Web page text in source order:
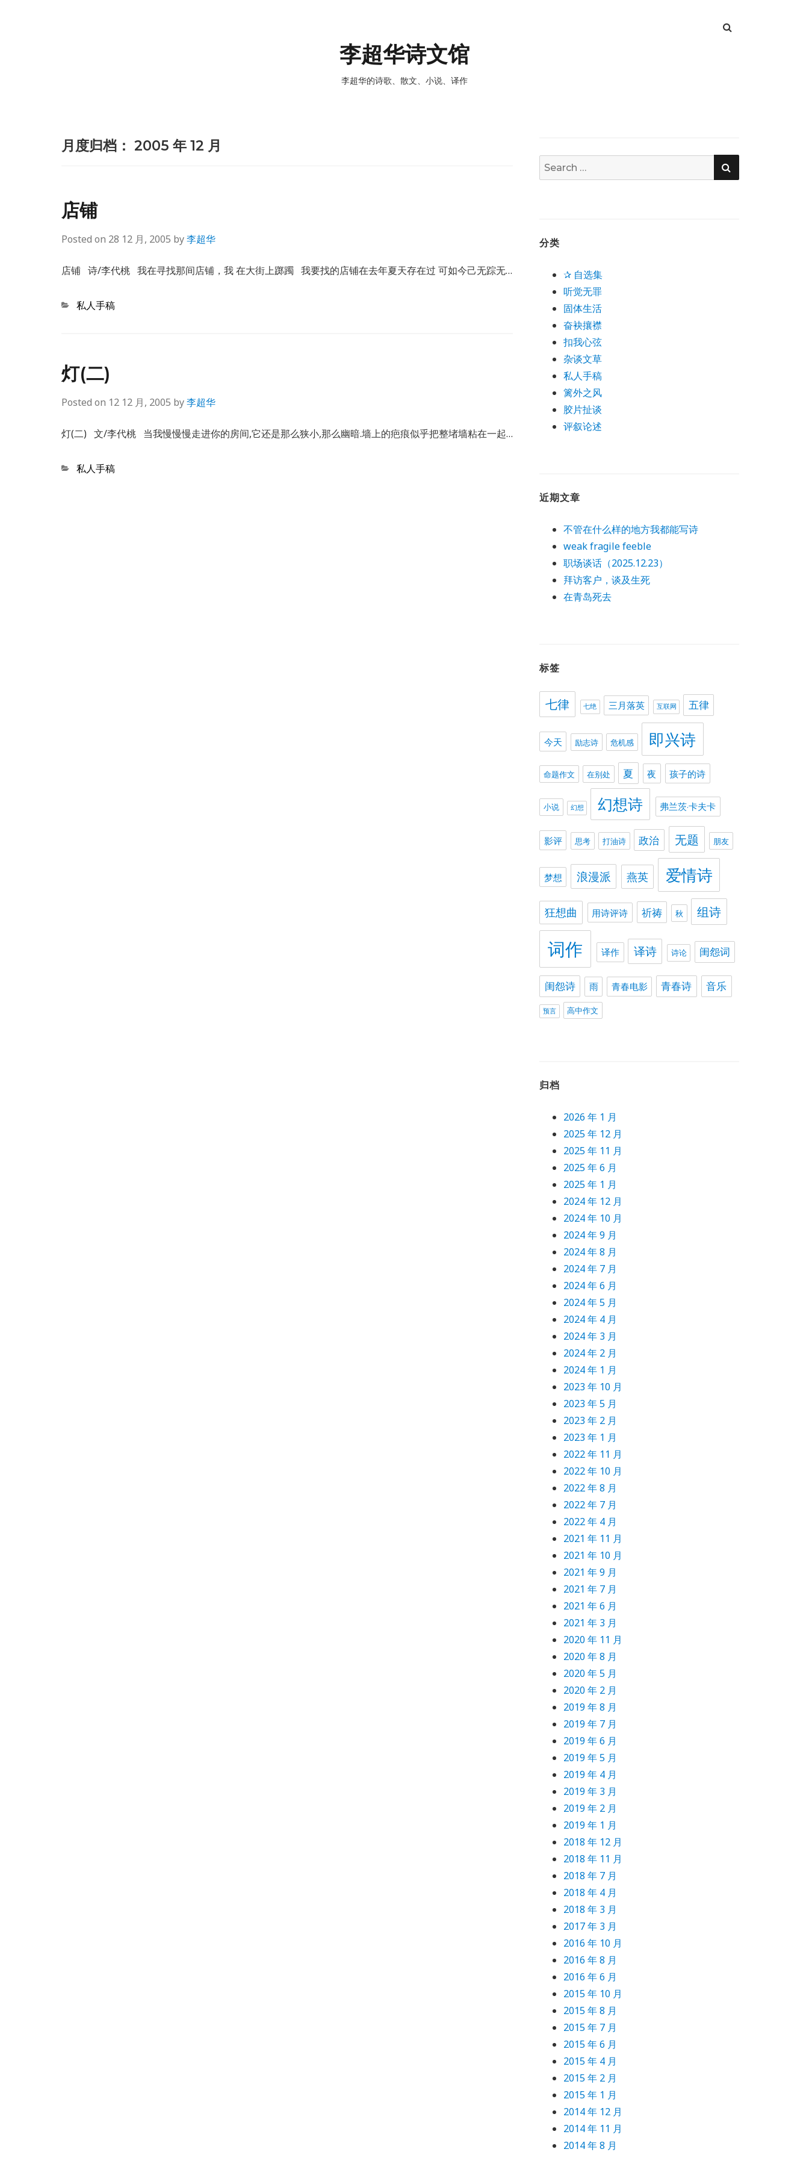
李超华诗文馆
李超华的诗歌、散文、小说、译作
月度归档： 2005 年 12 月
店铺
Posted on 28 12 月, 2005 by李超华
店铺 诗/李代桃 我在寻找那间店铺，我 在大街上踯躅 我要找的店铺在去年夏天存在过 可如今己无踪无…
Categories
私人手稿
灯(二)
Posted on 12 12 月, 2005 by李超华
灯(二) 文/李代桃 当我慢慢慢走进你的房间,它还是那么狭小,那么幽暗.墙上的疤痕似乎把整堵墙粘在一起…
Categories
私人手稿
Search
for:
SEARCH
分类
✰ 自选集
听觉无罪
固体生活
奋袂攘襟
扣我心弦
杂谈文草
私人手稿
篱外之风
胶片扯谈
评叙论述
近期文章
不管在什么样的地方我都能写诗
weak fragile feeble
职场谈话（2025.12.23）
拜访客户，谈及生死
在青岛死去
标签
七律 七绝 三月落英 互联网 五律
今天 励志诗 危机感 即兴诗
命题作文 在别处 夏 夜 孩子的诗
小说 幻想 幻想诗 弗兰茨·卡夫卡
影评 思考 打油诗 政治 无题 朋友
梦想 浪漫派 燕英 爱情诗
狂想曲 用诗评诗 祈祷 秋 组诗
词作 译作 译诗 诗论 闺怨词
闺怨诗 雨 青春电影 青春诗 音乐
预言 高中作文
归档
2026 年 1 月
2025 年 12 月
2025 年 11 月
2025 年 6 月
2025 年 1 月
2024 年 12 月
2024 年 10 月
2024 年 9 月
2024 年 8 月
2024 年 7 月
2024 年 6 月
2024 年 5 月
2024 年 4 月
2024 年 3 月
2024 年 2 月
2024 年 1 月
2023 年 10 月
2023 年 5 月
2023 年 2 月
2023 年 1 月
2022 年 11 月
2022 年 10 月
2022 年 8 月
2022 年 7 月
2022 年 4 月
2021 年 11 月
2021 年 10 月
2021 年 9 月
2021 年 7 月
2021 年 6 月
2021 年 3 月
2020 年 11 月
2020 年 8 月
2020 年 5 月
2020 年 2 月
2019 年 8 月
2019 年 7 月
2019 年 6 月
2019 年 5 月
2019 年 4 月
2019 年 3 月
2019 年 2 月
2019 年 1 月
2018 年 12 月
2018 年 11 月
2018 年 7 月
2018 年 4 月
2018 年 3 月
2017 年 3 月
2016 年 10 月
2016 年 8 月
2016 年 6 月
2015 年 10 月
2015 年 8 月
2015 年 7 月
2015 年 6 月
2015 年 4 月
2015 年 2 月
2015 年 1 月
2014 年 12 月
2014 年 11 月
2014 年 8 月